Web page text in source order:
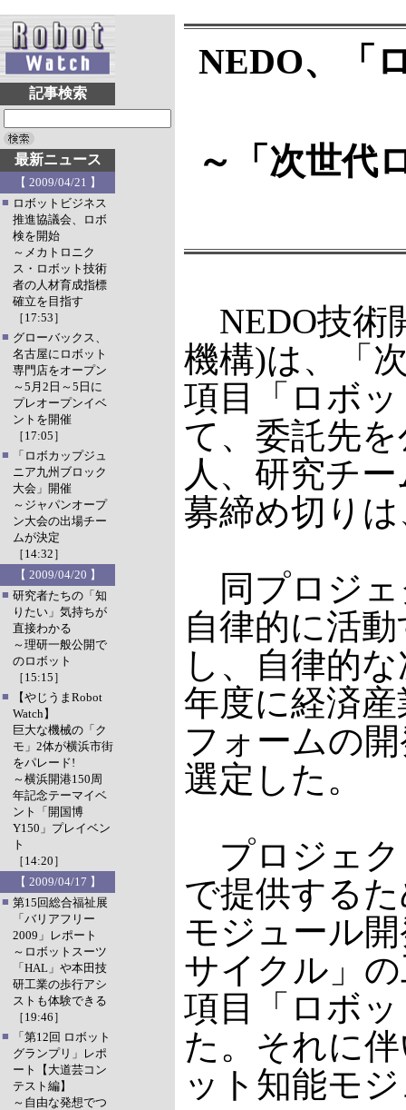
記事検索
最新ニュース
【 2009/04/21 】
■ ロボットビジネス
推進協議会、ロボ
検を開始
～メカトロニク
ス・ロボット技術
者の人材育成指標
確立を目指す
［17:53］
■ グローバックス、
名古屋にロボット
専門店をオープン
～5月2日～5日に
プレオープンイベ
ントを開催
［17:05］
■
「ロボカップジュ
ニア九州ブロック
大会」開催
～ジャパンオープ
ン大会の出場チー
ムが決定
［14:32］
【 2009/04/20 】
■ 研究者たちの「知
りたい」気持ちが
直接わかる
～理研一般公開で
のロボット
［15:15］
■
【やじうまRobot
Watch】
巨大な機械の「ク
モ」2体が横浜市街
をパレード!
～横浜開港150周
年記念テーマイベ
ント「開国博
Y150」プレイベン
ト
［14:20］
【 2009/04/17 】
■ 第15回総合福祉展
「バリアフリー
2009」レポート
～ロボットスーツ
「HAL」や本田技
研工業の歩行アシ
ストも体験できる
［19:46］
■
「第12回 ロボット
グランプリ」レポ
ート【大道芸コン
テスト編】
～自由な発想でつ
NEDO、「
～「次世代
NEDO技術
機構)は、「
項目「ロボ
て、委託先
人、研究チ
募締め切り
同プロジェ
自律的に活
し、自律的
年度に経済
フォームの
選定した。
プロジェク
で提供する
モジュール
サイクル」
項目「ロボ
た。それに
ット知能モ